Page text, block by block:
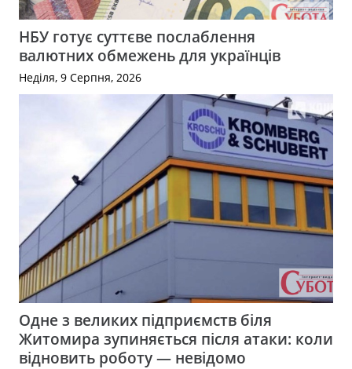
НБУ готує суттєве послаблення
валютних обмежень для українців
Неділя, 9 Серпня, 2026
Одне з великих підприємств біля
Житомира зупиняється після атаки: коли
відновить роботу — невідомо